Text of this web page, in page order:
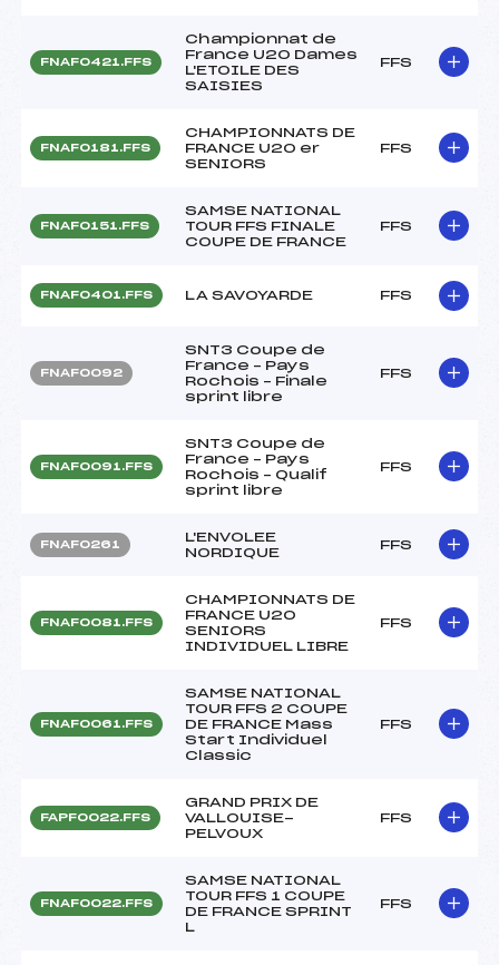
FNAF0421.FFS
Championnat de
France U20 Dames
L'ETOILE DES
SAISIES
FFS
FNAF0181.FFS
CHAMPIONNATS DE
FRANCE U20 er
SENIORS
FFS
FNAF0151.FFS
SAMSE NATIONAL
TOUR FFS FINALE
COUPE DE FRANCE
FFS
FNAF0401.FFS LA SAVOYARDE FFS
FNAF0092
SNT3 Coupe de
France – Pays
Rochois – Finale
sprint libre
FFS
FNAF0091.FFS
SNT3 Coupe de
France – Pays
Rochois – Qualif
sprint libre
FFS
FNAF0261
L'ENVOLEE
NORDIQUE
FFS
FNAF0081.FFS
CHAMPIONNATS DE
FRANCE U20
SENIORS
INDIVIDUEL LIBRE
FFS
FNAF0061.FFS
SAMSE NATIONAL
TOUR FFS 2 COUPE
DE FRANCE Mass
Start Individuel
Classic
FFS
FAPF0022.FFS
GRAND PRIX DE
VALLOUISE-
PELVOUX
FFS
FNAF0022.FFS
SAMSE NATIONAL
TOUR FFS 1 COUPE
DE FRANCE SPRINT
L
FFS